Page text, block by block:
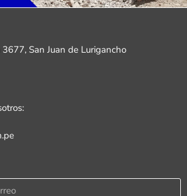
San Juan de Lurigancho